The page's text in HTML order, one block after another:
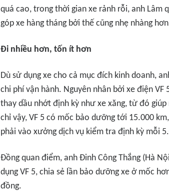
quá cao, trong thời gian xe rảnh rỗi, anh Lâm
góp xe hàng tháng bởi thế cũng nhẹ nhàng
Đi nhiều hơn, tốn ít hơn
Dù sử dụng xe cho cả mục đích kinh doanh,
chi phí vận hành. Nguyên nhân bởi xe điện
thay dầu nhớt định kỳ như xe xăng, từ đó
chỉ vậy, VF 5 có mốc bảo dưỡng tới 15.000
phải vào xưởng dịch vụ kiểm tra định kỳ mỗi
Đồng quan điểm, anh Đinh Công Thắng (Hà
dụng VF 5, chia sẻ lần bảo dưỡng xe ở mốc
đồng.